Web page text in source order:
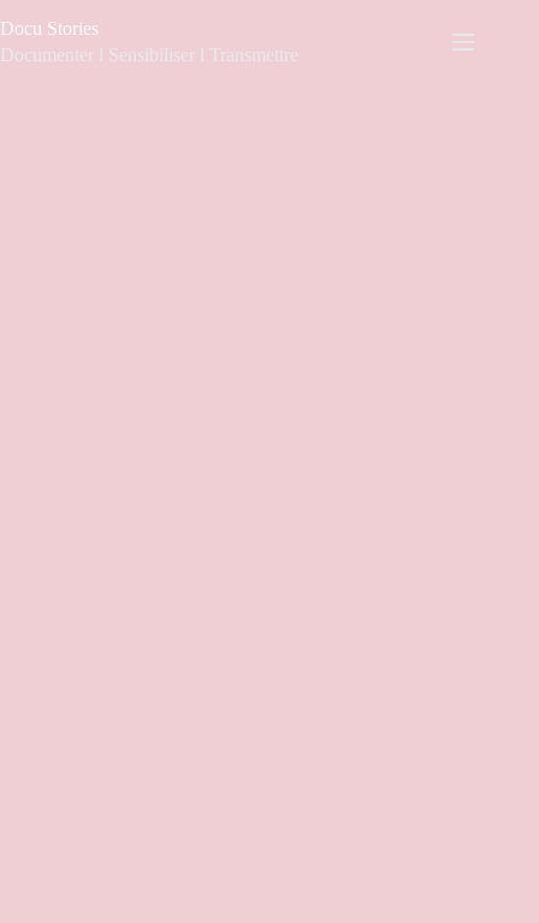
au
contenu
Docu Stories
Documenter l Sensibiliser l Transmettre